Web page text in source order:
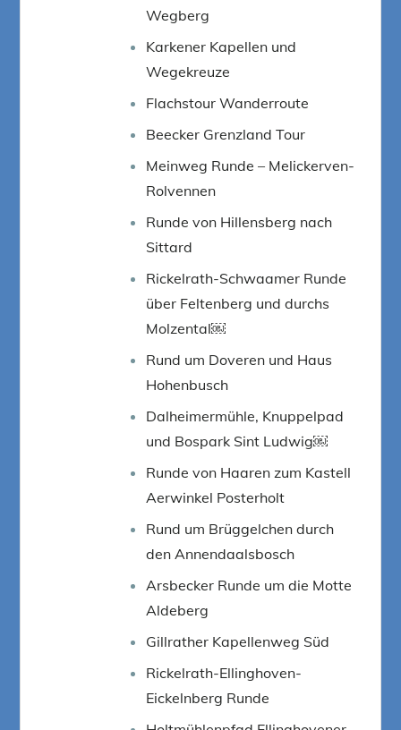
Wegberg
Karkener Kapellen und
Wegekreuze
Flachstour Wanderroute
Beecker Grenzland Tour
Meinweg Runde – Melickerven-
Rolvennen
Runde von Hillensberg nach
Sittard
Rickelrath-Schwaamer Runde
über Feltenberg und durchs
Molzental￼
Rund um Doveren und Haus
Hohenbusch
Dalheimermühle, Knuppelpad
und Bospark Sint Ludwig￼
Runde von Haaren zum Kastell
Aerwinkel Posterholt
Rund um Brüggelchen durch
den Annendaalsbosch
Arsbecker Runde um die Motte
Aldeberg
Gillrather Kapellenweg Süd
Rickelrath-Ellinghoven-
Eickelnberg Runde